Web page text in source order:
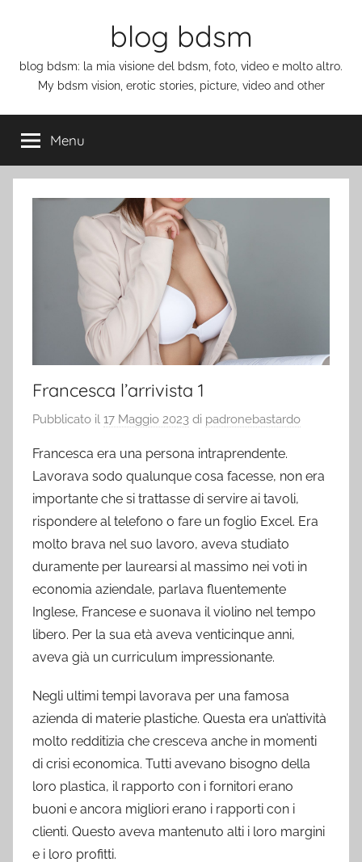
blog bdsm
blog bdsm: la mia visione del bdsm, foto, video e molto altro.
My bdsm vision, erotic stories, picture, video and other
Menu
Francesca l’arrivista 1
Pubblicato il 17 Maggio 2023 di padronebastardo
Francesca era una persona intraprendente.
Lavorava sodo qualunque cosa facesse, non era
importante che si trattasse di servire ai tavoli,
rispondere al telefono o fare un foglio Excel. Era
molto brava nel suo lavoro, aveva studiato
duramente per laurearsi al massimo nei voti in
economia aziendale, parlava fluentemente
Inglese, Francese e suonava il violino nel tempo
libero. Per la sua età aveva venticinque anni,
aveva già un curriculum impressionante.
Negli ultimi tempi lavorava per una famosa
azienda di materie plastiche. Questa era un’attività
molto redditizia che cresceva anche in momenti
di crisi economica. Tutti avevano bisogno della
loro plastica, il rapporto con i fornitori erano
buoni e ancora migliori erano i rapporti con i
clienti. Questo aveva mantenuto alti i loro margini
e i loro profitti.